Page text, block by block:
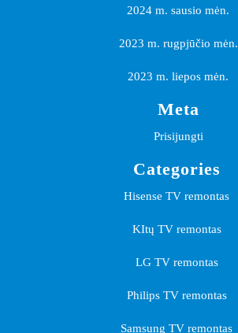
2024 m. sausio mėn.
2023 m. rugpjūčio mėn.
2023 m. liepos mėn.
Meta
Prisijungti
Categories
Hisense TV remontas
KItų TV remontas
LG TV remontas
Philips TV remontas
Samsung TV remontas